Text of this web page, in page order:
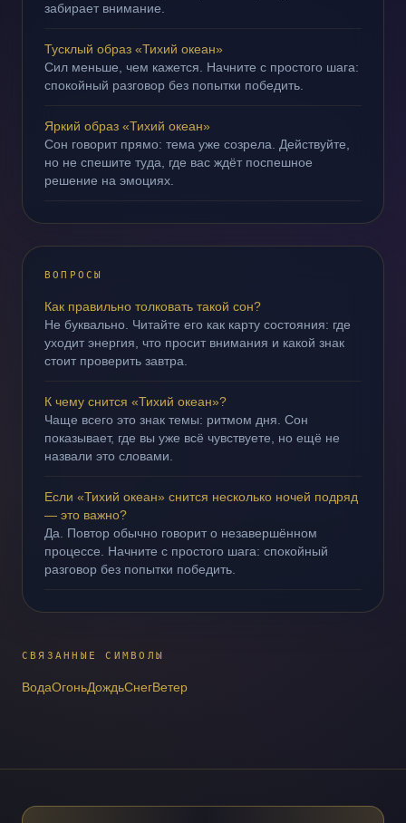
забирает внимание.
Тусклый образ «Тихий океан»
Сил меньше, чем кажется. Начните с простого шага:
спокойный разговор без попытки победить.
Яркий образ «Тихий океан»
Сон говорит прямо: тема уже созрела. Действуйте,
но не спешите туда, где вас ждёт поспешное
решение на эмоциях.
ВОПРОСЫ
Как правильно толковать такой сон?
Не буквально. Читайте его как карту состояния: где
уходит энергия, что просит внимания и какой знак
стоит проверить завтра.
К чему снится «Тихий океан»?
Чаще всего это знак темы: ритмом дня. Сон
показывает, где вы уже всё чувствуете, но ещё не
назвали это словами.
Если «Тихий океан» снится несколько ночей подряд
— это важно?
Да. Повтор обычно говорит о незавершённом
процессе. Начните с простого шага: спокойный
разговор без попытки победить.
СВЯЗАННЫЕ СИМВОЛЫ
ВодаОгоньДождьСнегВетер